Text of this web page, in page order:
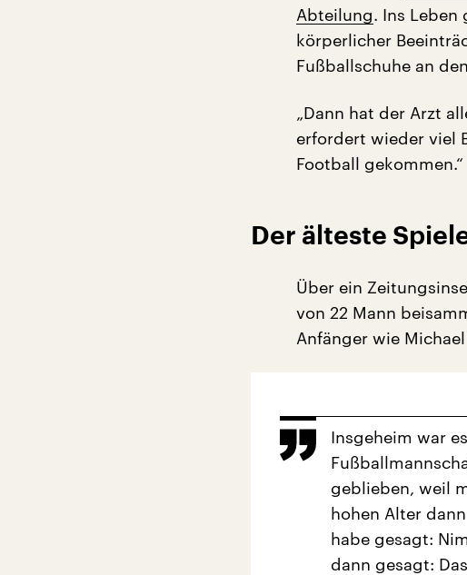
Abteilung. Ins Leben
körperlicher
Fußballschuhe an
„Dann hat der Arzt
erfordert wieder viel
Football gekommen.“
Der älteste
Über ein
von 22 Mann
Anfänger wie Michael
Insgeheim war
geblieben, weil
hohen Alter
habe gesagt:
dann gesagt: